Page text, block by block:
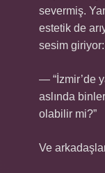
severmiş.
estetik de
sesim giriyor:
— “İzmir’de
aslında
olabilir mi?”
Ve